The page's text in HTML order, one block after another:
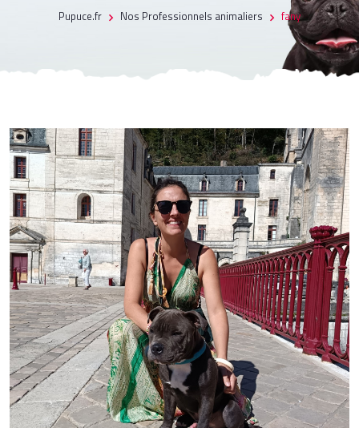
Pupuce.fr Nos Professionnels animaliers fany